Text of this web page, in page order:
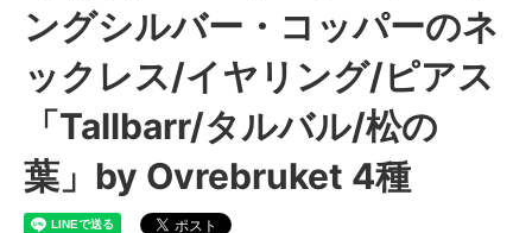
ングシルバー・コッパーのネ
ックレス/イヤリング/ピアス
「Tallbarr/タルバル/松の
葉」by Ovrebruket 4種